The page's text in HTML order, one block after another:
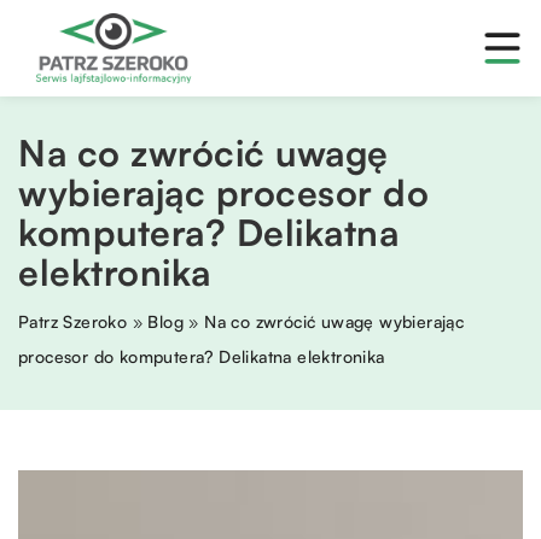
Na co zwrócić uwagę
wybierając procesor do
komputera? Delikatna
elektronika
Patrz Szeroko » Blog » Na co zwrócić uwagę wybierając
procesor do komputera? Delikatna elektronika